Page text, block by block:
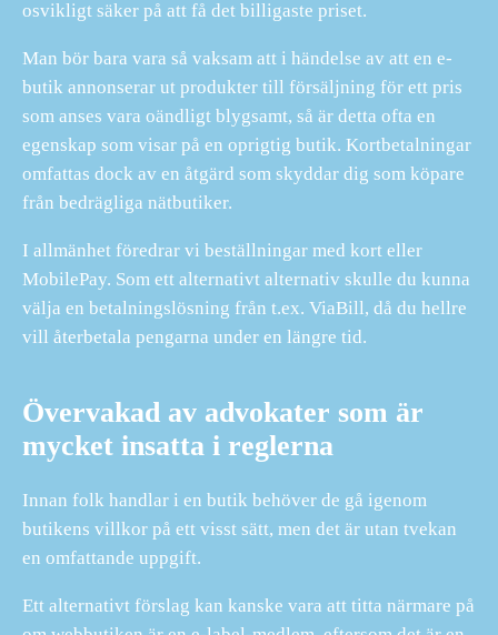
osvikligt säker på att få det billigaste priset.
Man bör bara vara så vaksam att i händelse av att en e-
butik annonserar ut produkter till försäljning för ett pris
som anses vara oändligt blygsamt, så är detta ofta en
egenskap som visar på en oprigtig butik. Kortbetalningar
omfattas dock av en åtgärd som skyddar dig som köpare
från bedrägliga nätbutiker.
I allmänhet föredrar vi beställningar med kort eller
MobilePay. Som ett alternativt alternativ skulle du kunna
välja en betalningslösning från t.ex. ViaBill, då du hellre
vill återbetala pengarna under en längre tid.
Övervakad av advokater som är
mycket insatta i reglerna
Innan folk handlar i en butik behöver de gå igenom
butikens villkor på ett visst sätt, men det är utan tvekan
en omfattande uppgift.
Ett alternativt förslag kan kanske vara att titta närmare på